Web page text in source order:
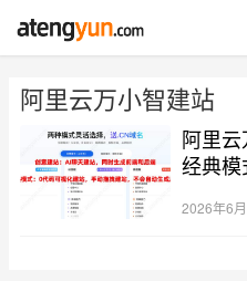
阿里云万小智建站
阿里
经典
2026年6